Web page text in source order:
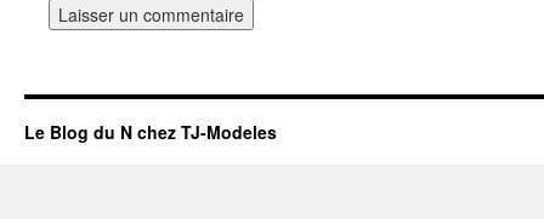
Le Blog du N chez TJ-Modeles